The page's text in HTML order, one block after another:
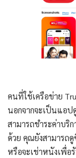
คนที่ใช้เครือข่าย
นอกจากจะเป็นแอ
สามารถชำระค่าบริ
ด้วย คุณยังสามารถ
หรือจะเช่าหนังเพื่